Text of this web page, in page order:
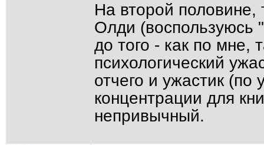
На второй половине,
Олди (воспользуюсь
до того - как по мне,
психологический
отчего и ужастик
концентрации для
непривычный.